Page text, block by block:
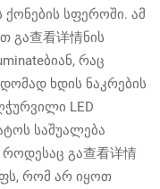
ქონების სფეროში. ამ
გა查看详情ნის
რაც
ხდის ნაკრების
LED
საშუალება
გა查看详情
რომ არ იყოთ